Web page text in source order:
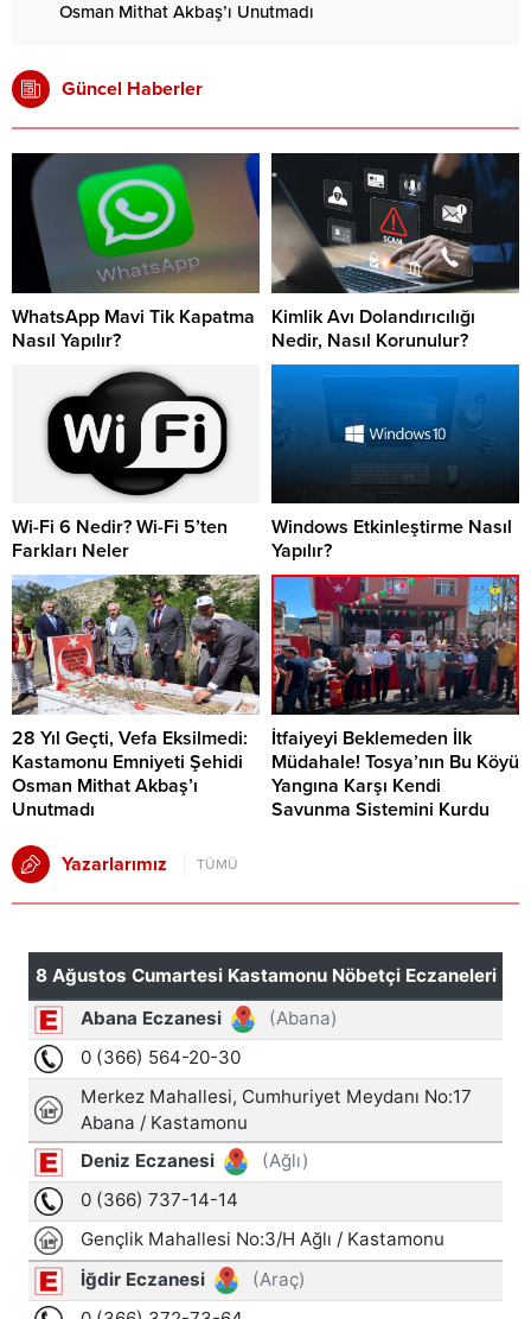
Osman Mithat Akbaş’ı Unutmadı
Güncel Haberler
WhatsApp Mavi Tik Kapatma
Nasıl Yapılır?
Kimlik Avı Dolandırıcılığı
Nedir, Nasıl Korunulur?
Wi-Fi 6 Nedir? Wi-Fi 5’ten
Farkları Neler
Windows Etkinleştirme Nasıl
Yapılır?
28 Yıl Geçti, Vefa Eksilmedi:
Kastamonu Emniyeti Şehidi
Osman Mithat Akbaş’ı
Unutmadı
İtfaiyeyi Beklemeden İlk
Müdahale! Tosya’nın Bu Köyü
Yangına Karşı Kendi
Savunma Sistemini Kurdu
Yazarlarımız TÜMÜ